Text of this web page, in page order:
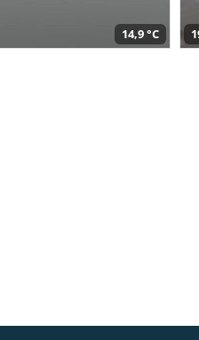
14,9 °C